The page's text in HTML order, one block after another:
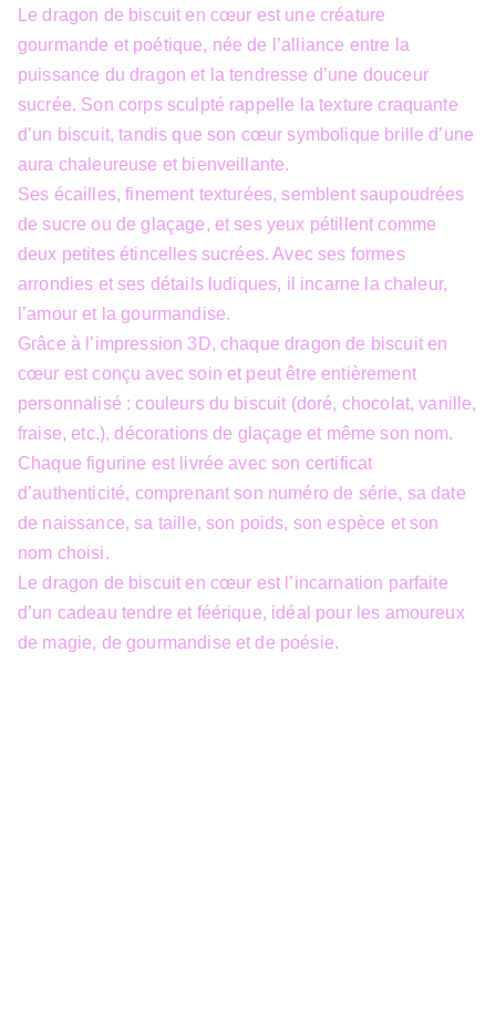
Le dragon de biscuit en cœur est une créature
gourmande et poétique, née de l’alliance entre la
puissance du dragon et la tendresse d’une douceur
sucrée. Son corps sculpté rappelle la texture craquante
d’un biscuit, tandis que son cœur symbolique brille d’une
aura chaleureuse et bienveillante.
Ses écailles, finement texturées, semblent saupoudrées
de sucre ou de glaçage, et ses yeux pétillent comme
deux petites étincelles sucrées. Avec ses formes
arrondies et ses détails ludiques, il incarne la chaleur,
l’amour et la gourmandise.
Grâce à l’impression 3D, chaque dragon de biscuit en
cœur est conçu avec soin et peut être entièrement
personnalisé : couleurs du biscuit (doré, chocolat, vanille,
fraise, etc.), décorations de glaçage et même son nom.
Chaque figurine est livrée avec son certificat
d’authenticité, comprenant son numéro de série, sa date
de naissance, sa taille, son poids, son espèce et son
nom choisi.
Le dragon de biscuit en cœur est l’incarnation parfaite
d’un cadeau tendre et féérique, idéal pour les amoureux
de magie, de gourmandise et de poésie.